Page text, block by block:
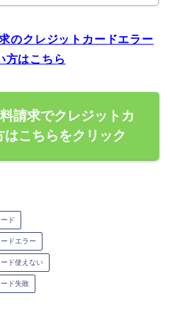
のクレジットカードエラー
方はこちら
請求でクレジットカ
こちらをクリック
ド
ドエラー
ド使えない
ド失敗